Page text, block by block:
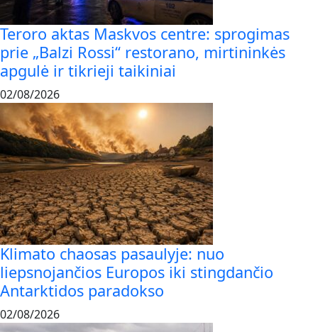
Teroro aktas Maskvos centre: sprogimas
prie „Balzi Rossi“ restorano, mirtininkės
apgulė ir tikrieji taikiniai
02/08/2026
Klimato chaosas pasaulyje: nuo
liepsnojančios Europos iki stingdančio
Antarktidos paradokso
02/08/2026